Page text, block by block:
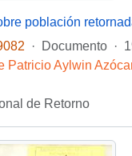
población
· Documento ·
Patricio Aylwin
de Retorno